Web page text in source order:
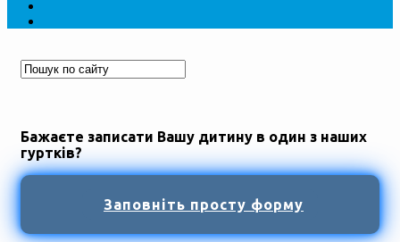
Бажаєте записати Вашу дитину в один з наших
гуртків?
Заповніть просту форму